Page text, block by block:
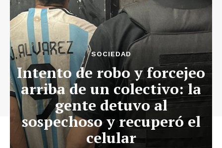
SOCIEDAD
Intento de robo y forcejeo
arriba de un colectivo: la
gente detuvo al
sospechoso y recuperó el
celular